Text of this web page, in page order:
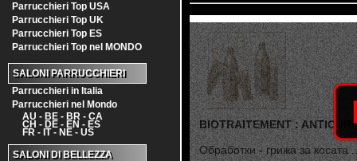
Parrucchieri Top USA
Parrucchieri Top UK
Parrucchieri Top ES
Parrucchieri Top nel MONDO
SALONI PARRUCCHIERI
Parrucchieri in Italia
Parrucchieri nel Mondo
AU - BE - BR - CA
CH - DE - EN - ES
FR - IT - NE - US
SALONI DI BELLEZZA
BIOTRAITEMENT :
Обработки - грижа за косата